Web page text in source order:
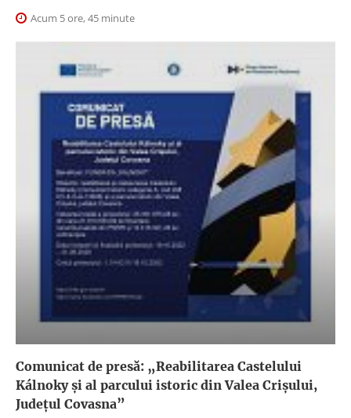
Acum 5 ore, 45 minute
Comunicat de presă: „Reabilitarea Castelului
Kálnoky și al parcului istoric din Valea Crișului,
Județul Covasna”